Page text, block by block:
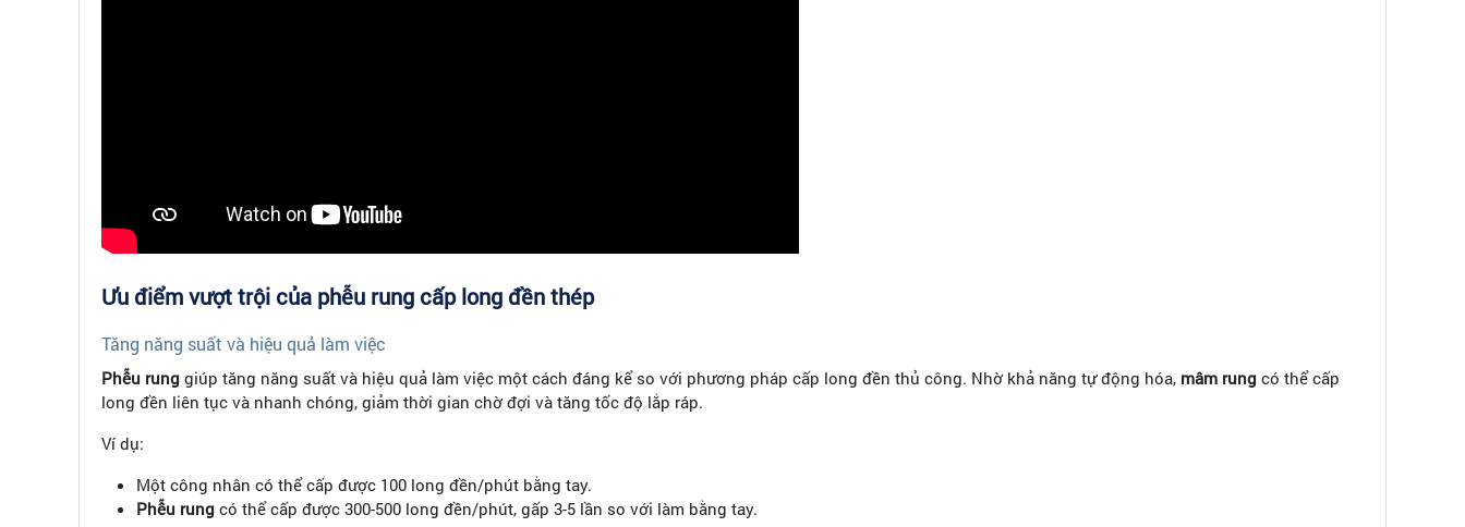
Ưu điểm vượt trội của phễu rung cấp long đền thép
Tăng năng suất và hiệu quả làm việc
Phễu rung giúp tăng năng suất và hiệu quả làm việc một cách đáng kể so với phương pháp cấp long đền thủ công. Nhờ khả năng tự động hóa, mâm rung có thể cấp
long đền liên tục và nhanh chóng, giảm thời gian chờ đợi và tăng tốc độ lắp ráp.
Ví dụ:
Một công nhân có thể cấp được 100 long đền/phút bằng tay.
Phễu rung có thể cấp được 300-500 long đền/phút, gấp 3-5 lần so với làm bằng tay.